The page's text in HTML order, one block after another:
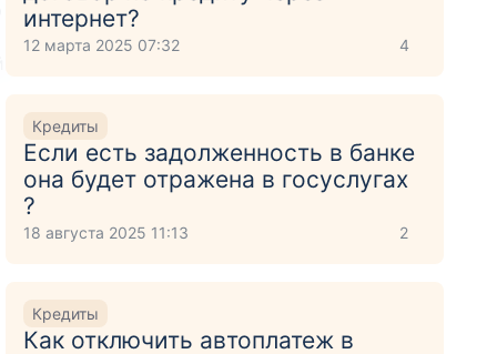
интернет?
12 марта 2025 07:32 4
Кредиты
Если есть задолженность в банке
она будет отражена в госуслугах
?
18 августа 2025 11:13 2
Кредиты
Как отключить автоплатеж в